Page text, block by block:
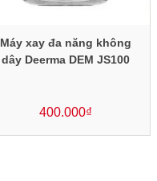
Máy xay đa năng không
dây Deerma DEM JS100
400.000₫